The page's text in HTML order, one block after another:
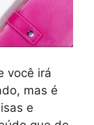
você irá
mas é
e